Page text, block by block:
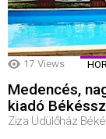
17 Views
Medencés,
kiadó
Ziza Üdülőház